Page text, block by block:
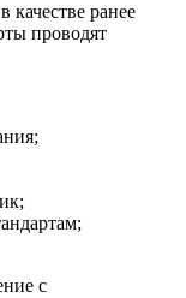
качестве ранее
проводят
с